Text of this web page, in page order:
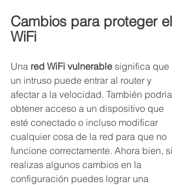
Cambios para proteger el
WiFi
Una red WiFi vulnerable significa que
un intruso puede entrar al router y
afectar a la velocidad. También podría
obtener acceso a un dispositivo que
esté conectado o incluso modificar
cualquier cosa de la red para que no
funcione correctamente. Ahora bien, si
realizas algunos cambios en la
configuración puedes lograr una